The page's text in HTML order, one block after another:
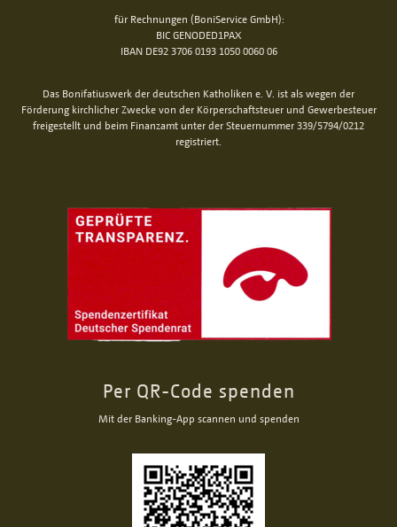
für Rechnungen (BoniService GmbH):
BIC GENODED1PAX
IBAN DE92 3706 0193 1050 0060 06
Das Bonifatiuswerk der deutschen Katholiken e. V. ist als wegen der
Förderung kirchlicher Zwecke von der Körperschaftsteuer und Gewerbesteuer
freigestellt und beim Finanzamt unter der Steuernummer 339/5794/0212
registriert.
Per QR-Code spenden
Mit der Banking-App scannen und spenden